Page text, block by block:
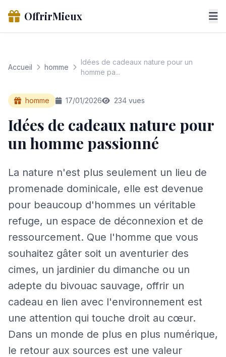
OffrirMieux
Accueil homme
Idées de cadeaux nature pour un
homme pa...
homme 17/01/2026 234 vues
Idées de cadeaux nature pour
un homme passionné
La nature n'est plus seulement un lieu de
promenade dominicale, elle est devenue
pour beaucoup d'hommes un véritable
refuge, un espace de déconnexion et de
ressourcement. Que l'homme que vous
souhaitez gâter soit un aventurier des
cimes, un jardinier du dimanche ou un
adepte du bivouac sauvage, offrir un
cadeau en lien avec l'environnement est
une attention qui touche droit au cœur.
Dans un monde de plus en plus numérique,
le retour aux sources est une valeur